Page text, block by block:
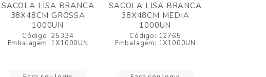
SACOLA LISA BRANCA
38X48CM GROSSA
1000UN
Código: 25334
Embalagem: 1X1000UN
SACOLA LISA BRANCA
38X48CM MEDIA
1000UN
Código: 12765
Embalagem: 1X1000UN